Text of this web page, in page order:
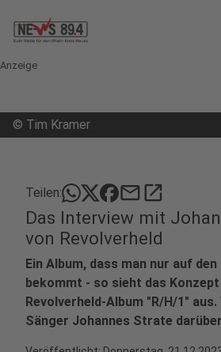
Anzeige
© Tim Kramer
Teilen: mailopen_in_new
Das Interview mit
von Revolverheld
Ein Album, dass man nur auf
bekommt - so sieht das Konzept
Revolverheld-Album "R/H/1"
Sänger Johannes Strate